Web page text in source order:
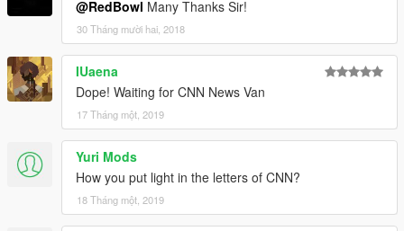
@RedBowl Many Thanks Sir!
30 Tháng mười hai, 2018
IUaena
Dope! Waiting for CNN News Van
17 Tháng một, 2019
Yuri Mods
How you put light in the letters of CNN?
18 Tháng một, 2019